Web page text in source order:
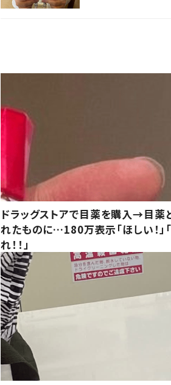
ドラッグストアで目薬を購入→目薬
れたものに…180万表示「ほしい！」
れ！！」